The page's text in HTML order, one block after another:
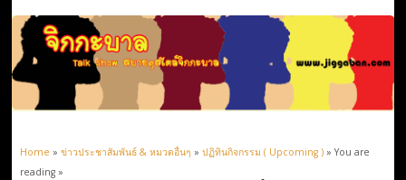
Home » ข่าวประชาสัมพันธ์ & หมวดอื่นๆ » ปฏิทินกิจกรรม ( Upcoming )» You are
reading »